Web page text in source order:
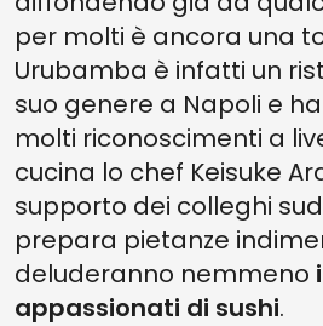
per molti è ancora una
Urubamba è infatti un
suo genere a Napoli e
molti riconoscimenti a
cucina lo chef Keisuke
supporto dei colleghi
prepara pietanze
deluderanno nemmeno
appassionati di sushi.